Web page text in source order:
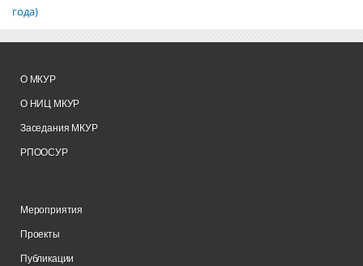
года)
О МКУР
О НИЦ МКУР
Заседания МКУР
РПООСУР
Мероприятия
Проекты
Публикации